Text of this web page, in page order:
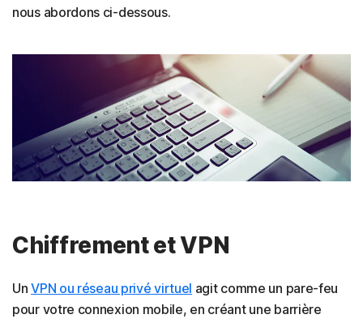
nous abordons ci-dessous.
Chiffrement et VPN
UnVPN ou réseau privé virtuel agit comme un pare-feu
pour votre connexion mobile, en créant une barrière